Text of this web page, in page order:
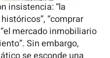
insistencia: “la
“comprar
mercado inmobiliario
Sin embargo,